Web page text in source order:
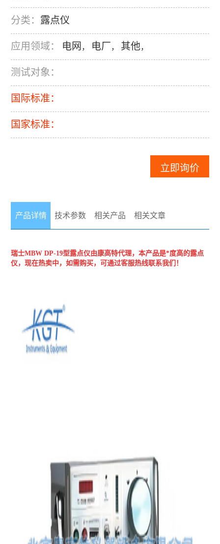
分类： 露点仪
应用领域： 电网 ， 电厂， 其他，
测试对象：
国际标准：
国家标准：
立即询价
产品详情 技术参数 相关产品 相关文章
瑞士MBW DP-19型露点仪由康高特代理，本产品是*度高的露点
仪，现在热卖中，如需购买，可通过客服热线联系我们！